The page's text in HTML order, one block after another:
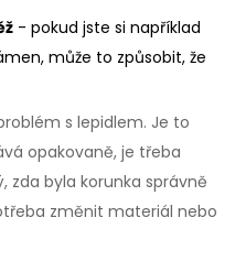
- pokud jste si například
může to způsobit, že
s lepidlem. Je to
opakovaně, je třeba
zda byla korunka správně
změnit materiál nebo